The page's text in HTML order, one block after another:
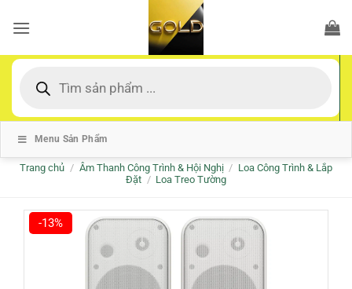
qua
dung
kiếm
Menu Sản Phẩm
Trang chủ / Âm Thanh Công Trình & Hội Nghị / Loa Công Trình & Lắp
Đặt / Loa Treo Tường
-13%